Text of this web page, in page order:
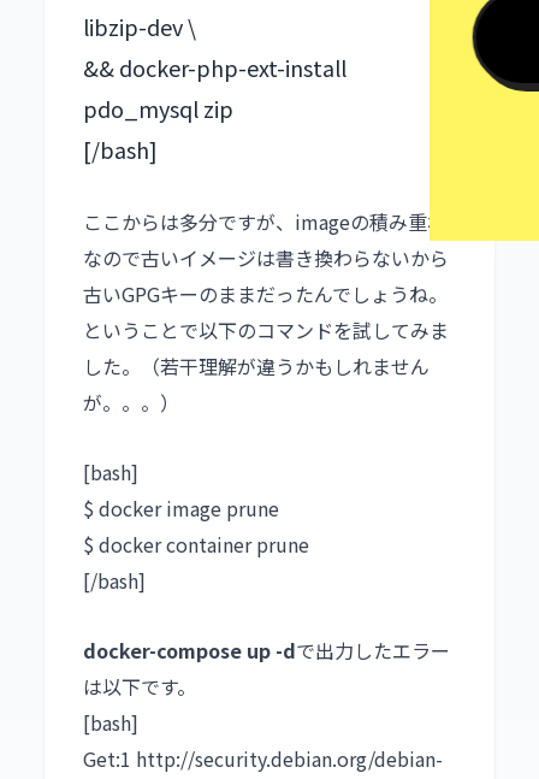
libzip-dev \
&& docker-php-ext-install
pdo_mysql zip
[/bash]
ここからは多分ですが、imageの積み重ね
なので古いイメージは書き換わらないから
古いGPGキーのままだったんでしょうね。
ということで以下のコマンドを試してみま
した。（若干理解が違うかもしれません
が。。。）
[bash]
$ docker image prune
$ docker container prune
[/bash]
docker-compose up -dで出力したエラー
は以下です。
[bash]
Get:1 http://security.debian.org/debian-